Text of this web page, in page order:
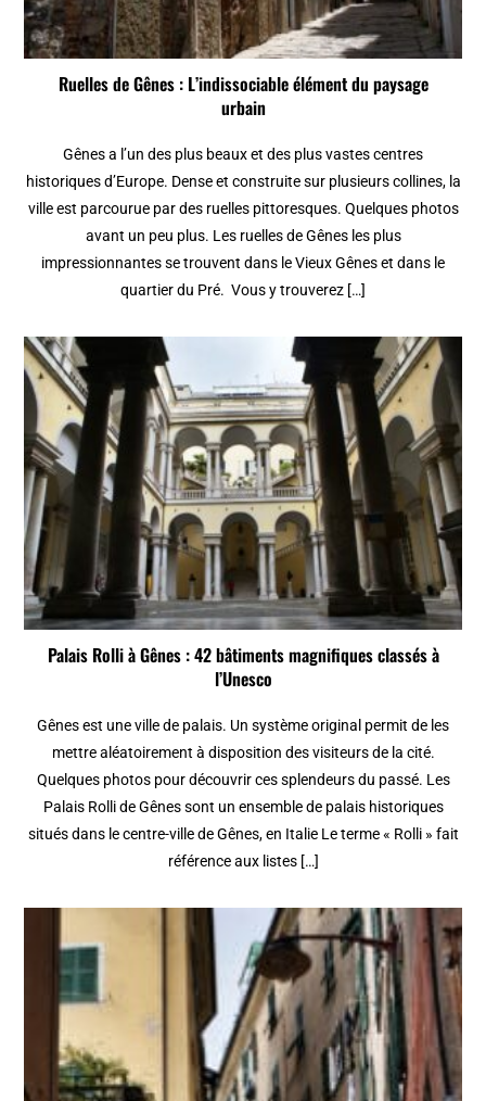
Ruelles de Gênes : L’indissociable élément du paysage
urbain
Gênes a l’un des plus beaux et des plus vastes centres
historiques d’Europe. Dense et construite sur plusieurs collines, la
ville est parcourue par des ruelles pittoresques. Quelques photos
avant un peu plus. Les ruelles de Gênes les plus
impressionnantes se trouvent dans le Vieux Gênes et dans le
quartier du Pré. Vous y trouverez […]
Palais Rolli à Gênes : 42 bâtiments magnifiques classés à
l’Unesco
Gênes est une ville de palais. Un système original permit de les
mettre aléatoirement à disposition des visiteurs de la cité.
Quelques photos pour découvrir ces splendeurs du passé. Les
Palais Rolli de Gênes sont un ensemble de palais historiques
situés dans le centre-ville de Gênes, en Italie Le terme « Rolli » fait
référence aux listes […]